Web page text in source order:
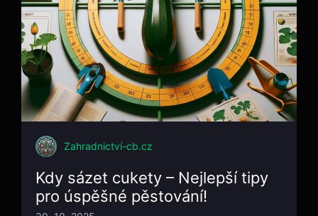
Zahradnictví-cb.cz
Kdy sázet cukety – Nejlepší tipy
pro úspěšné pěstování!